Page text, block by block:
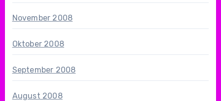
November 2008
Oktober 2008
September 2008
August 2008